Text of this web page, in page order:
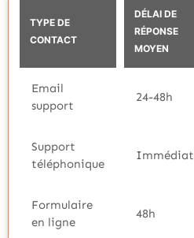
TYPE DE
CONTACT
DÉLAI DE
RÉPONSE
MOYEN
Email
support
24-48h
Support
téléphonique
Immédiat
Formulaire
en ligne
48h